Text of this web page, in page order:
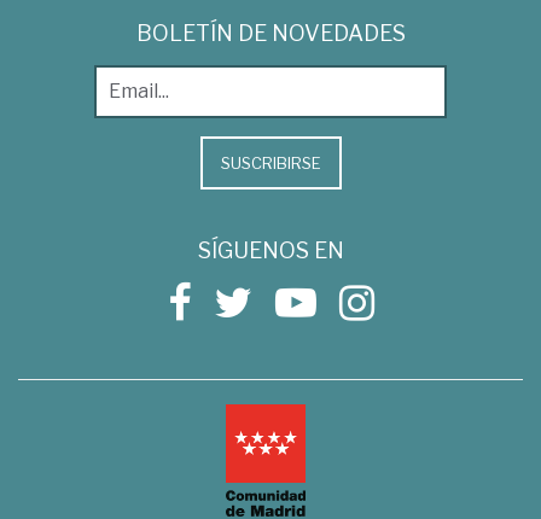
BOLETÍN DE NOVEDADES
SUSCRIBIRSE
SÍGUENOS EN